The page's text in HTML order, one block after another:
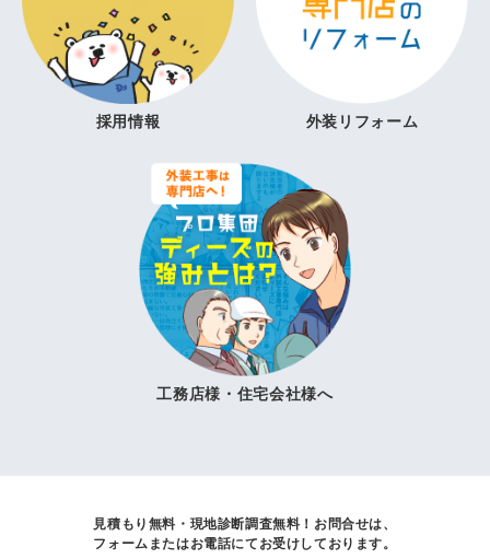
採用情報 外装リフォーム
工務店様・住宅会社様へ
見積もり無料・現地診断調査無料！ お問合せは、
フォームまたはお電話にてお受けしております。